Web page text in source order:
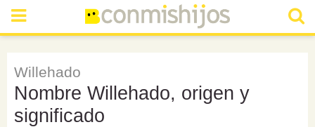
Willehado
Nombre Willehado, origen y
significado